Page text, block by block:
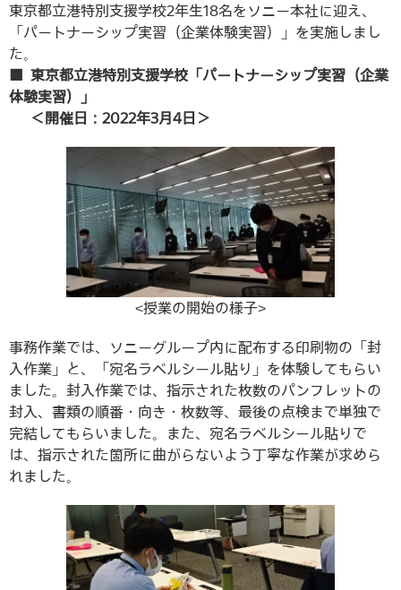
東京都立港特別支援学校2年生18名をソニー本社に迎え、
「パートナーシップ実習（企業体験実習）」を実施しまし
た。
■ 東京都立港特別支援学校「パートナーシップ実習（企業
体験実習）」
＜開催日：2022年3月4日＞
<授業の開始の様子>
事務作業では、ソニーグループ内に配布する印刷物の「封
入作業」と、「宛名ラベルシール貼り」を体験してもらい
ました。封入作業では、指示された枚数のパンフレットの
封入、書類の順番・向き・枚数等、最後の点検まで単独で
完結してもらいました。また、宛名ラベルシール貼りで
は、指示された箇所に曲がらないよう丁寧な作業が求めら
れました。